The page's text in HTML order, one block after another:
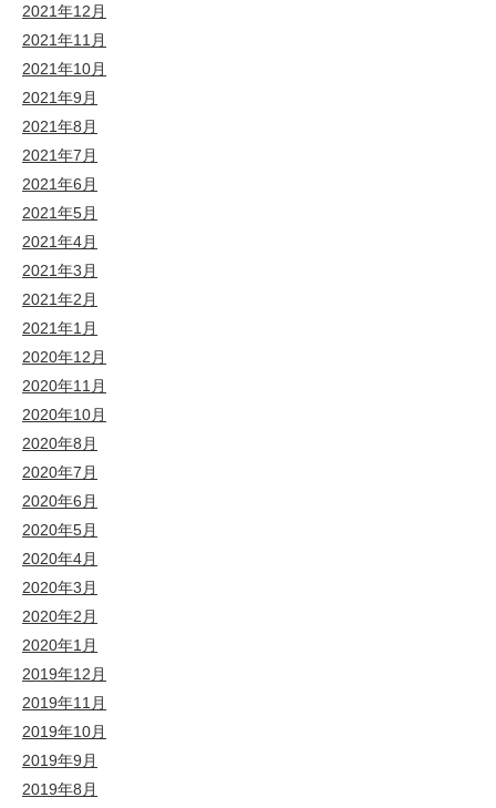
2021年12月
2021年11月
2021年10月
2021年9月
2021年8月
2021年7月
2021年6月
2021年5月
2021年4月
2021年3月
2021年2月
2021年1月
2020年12月
2020年11月
2020年10月
2020年8月
2020年7月
2020年6月
2020年5月
2020年4月
2020年3月
2020年2月
2020年1月
2019年12月
2019年11月
2019年10月
2019年9月
2019年8月